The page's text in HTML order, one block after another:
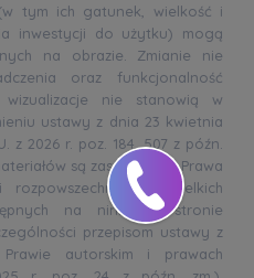
tym ich gatunek, wielkość i
inwestycji do użytku) mogą
na obrazie. Zmianie nie
oraz funkcjonalność
nie stanowią w
ustawy z dnia 23 kwietnia
z 2026 r. poz. 184, 507 z późn.
są zastrzeżone. Prawa
wszelkich
na niniejszej stronie
przepisom ustawy z
autorskim i prawach